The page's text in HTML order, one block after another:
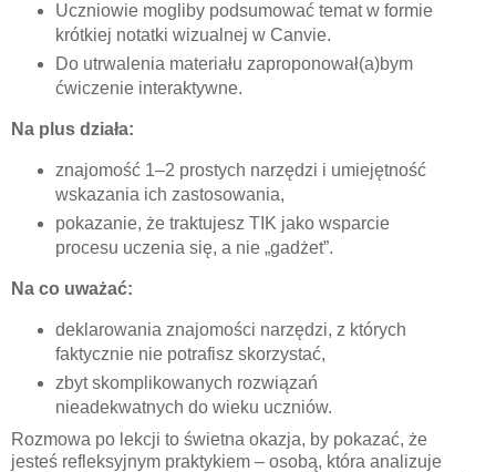
Uczniowie mogliby podsumować temat w formie
krótkiej notatki wizualnej w Canvie.
Do utrwalenia materiału zaproponował(a)bym
ćwiczenie interaktywne.
Na plus działa:
znajomość 1–2 prostych narzędzi i umiejętność
wskazania ich zastosowania,
pokazanie, że traktujesz TIK jako wsparcie
procesu uczenia się, a nie „gadżet”.
Na co uważać:
deklarowania znajomości narzędzi, z których
faktycznie nie potrafisz skorzystać,
zbyt skomplikowanych rozwiązań
nieadekwatnych do wieku uczniów.
Rozmowa po lekcji to świetna okazja, by pokazać, że
jesteś refleksyjnym praktykiem – osobą, która analizuje